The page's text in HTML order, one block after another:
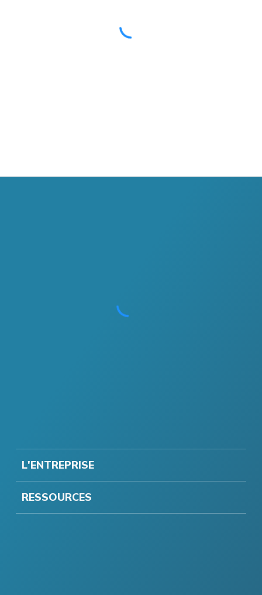
L'ENTREPRISE
RESSOURCES